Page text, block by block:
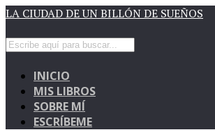
LA CIUDAD DE UN BILLÓN DE SUEÑOS
INICIO
MIS LIBROS
SOBRE MÍ
ESCRÍBEME